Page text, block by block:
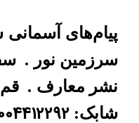
پیام‌های آسمانی
سرزمین نور .
نشر معارف . قم
شابک: